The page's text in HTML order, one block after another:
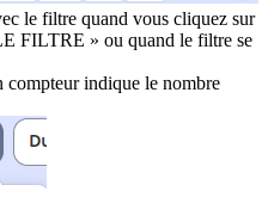
le filtre quand vous cliquez sur
FILTRE » ou quand le filtre se
compteur indique le nombre